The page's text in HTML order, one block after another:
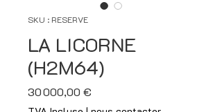
SKU : RESERVE
LA LICORNE
(H2M64)
30 000,00 €